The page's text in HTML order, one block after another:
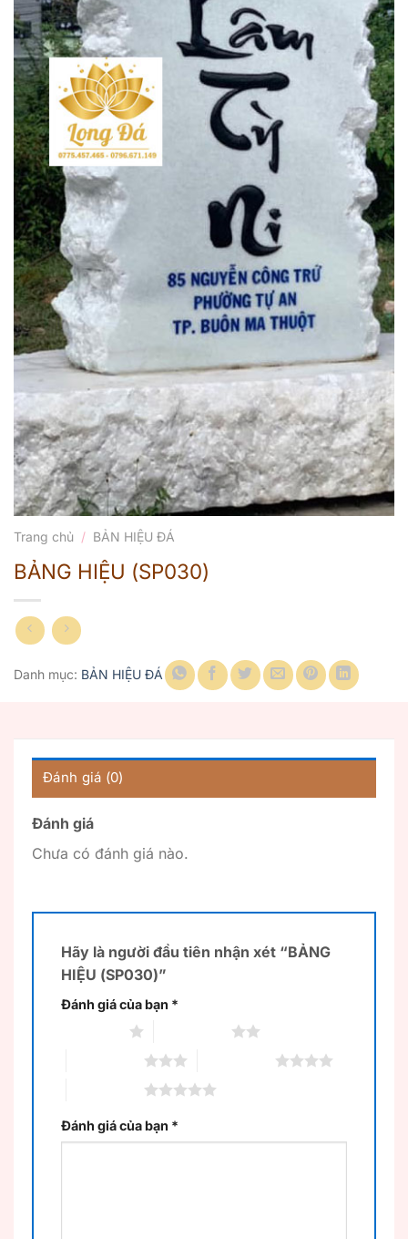
Trang chủ / BẢN HIỆU ĐÁ
BẢNG HIỆU (SP030)
Danh mục: BẢN HIỆU ĐÁ
Đánh giá (0)
Đánh giá
Chưa có đánh giá nào.
Hãy là người đầu tiên nhận xét “BẢNG
HIỆU (SP030)”
Đánh giá của bạn *
Đánh giá của bạn *